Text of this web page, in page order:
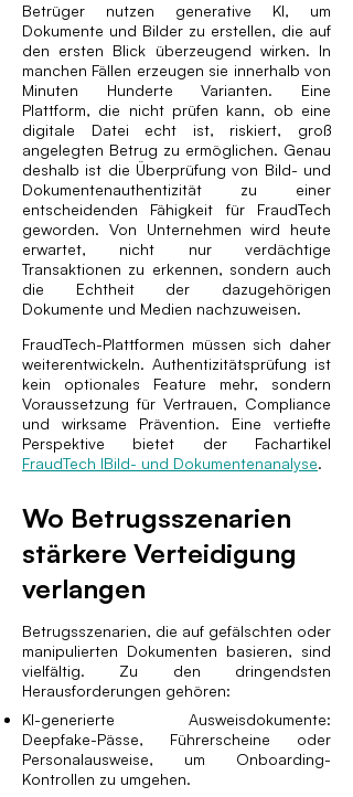
Betrüger nutzen generative KI, um
Dokumente und Bilder zu erstellen, die auf
den ersten Blick überzeugend wirken. In
manchen Fällen erzeugen sie innerhalb von
Minuten Hunderte Varianten. Eine
Plattform, die nicht prüfen kann, ob eine
digitale Datei echt ist, riskiert, groß
angelegten Betrug zu ermöglichen. Genau
deshalb ist die Überprüfung von Bild- und
Dokumenten­authentizität zu einer
entscheidenden Fähigkeit für FraudTech
geworden. Von Unternehmen wird heute
erwartet, nicht nur verdächtige
Transaktionen zu erkennen, sondern auch
die Echtheit der dazugehörigen
Dokumente und Medien nachzuweisen.
FraudTech-Plattformen müssen sich daher
weiterentwickeln. Authentizitätsprüfung ist
kein optionales Feature mehr, sondern
Voraussetzung für Vertrauen, Compliance
und wirksame Prävention. Eine vertiefte
Perspektive bietet der Fachartikel
FraudTech IBild- und Dokumentenanalyse.
Wo Betrugsszenarien
stärkere Verteidigung
verlangen
Betrugsszenarien, die auf gefälschten oder
manipulierten Dokumenten basieren, sind
vielfältig. Zu den dringendsten
Herausforderungen gehören:
KI-generierte Ausweisdokumente:
Deepfake-Pässe, Führerscheine oder
Personalausweise, um Onboarding-
Kontrollen zu umgehen.